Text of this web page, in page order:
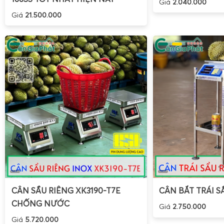
Giá 21.500.000
Giá 2.040.000
CÂN SẦU RIÊNG XK3190-T7E
CHỐNG NƯỚC
Giá 5.720.000
CÂN BẮT TRÁI
Giá 2.750.000